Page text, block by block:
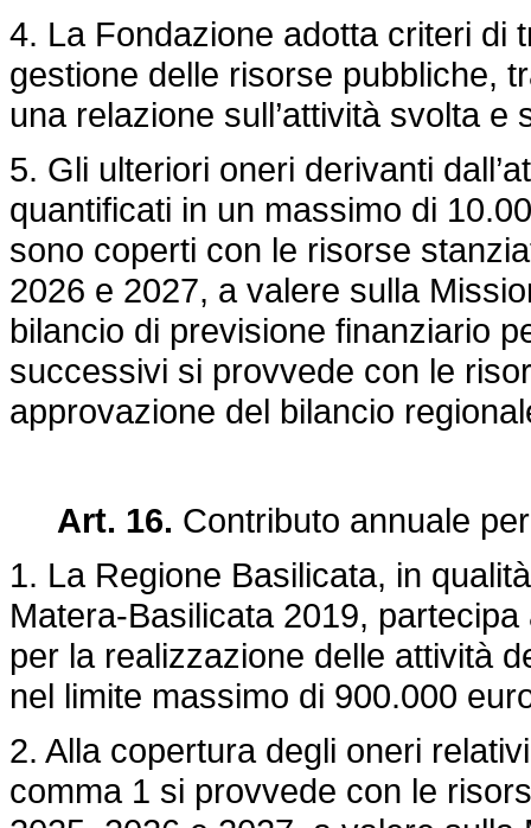
4. La Fondazione adotta criteri di
gestione delle risorse pubbliche,
una relazione sull’attività svolta e
5. Gli ulteriori oneri derivanti
quantificati in un massimo di
sono coperti con le risorse
2026 e 2027, a valere sulla
bilancio di previsione finanziario
successivi si provvede con le
approvazione del bilancio
Art. 16. Contributo annuale
1. La Regione Basilicata, in
Matera-Basilicata 2019,
per la realizzazione delle attività
nel limite massimo di 900.000
2. Alla copertura degli oneri
comma 1 si provvede con le